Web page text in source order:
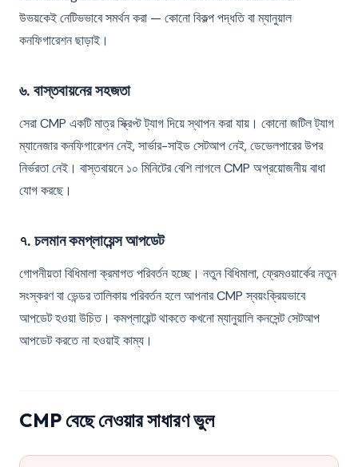
উভয়কেই নেটিভভাবে সমর্থন করা — কোনো বিকল্প পদ্ধতি বা ম্যানুয়াল
কনফিগারেশন ছাড়াই।
৬. বাস্তবায়নের সহজতা
সেরা CMP একটি মাত্র স্ক্রিপ্ট ট্যাগ দিয়ে স্থাপন করা যায়। কোনো জটিল ট্যাগ
ম্যানেজার কনফিগারেশন নেই, সার্ভার-সাইড সেটআপ নেই, ডেভেলপারের উপর
নির্ভরতা নেই। বাস্তবায়নে ১০ মিনিটের বেশি লাগলে CMP অপ্রয়োজনীয় বাধা
যোগ করছে।
৭. চলমান কমপ্লায়েন্স আপডেট
গোপনীয়তা বিধিমালা ক্রমাগত পরিবর্তন হচ্ছে। নতুন বিধিমালা, ফ্রেমওয়ার্কের নতুন
সংস্করণ বা ভেন্ডর তালিকায় পরিবর্তন হলে আপনার CMP স্বয়ংক্রিয়ভাবে
আপডেট হওয়া উচিত। কমপ্লায়েন্ট থাকতে কখনো ম্যানুয়ালি কনসেন্ট সেটআপ
আপডেট করতে না হওয়াই কাম্য।
CMP বেছে নেওয়ার সাধারণ ভুল